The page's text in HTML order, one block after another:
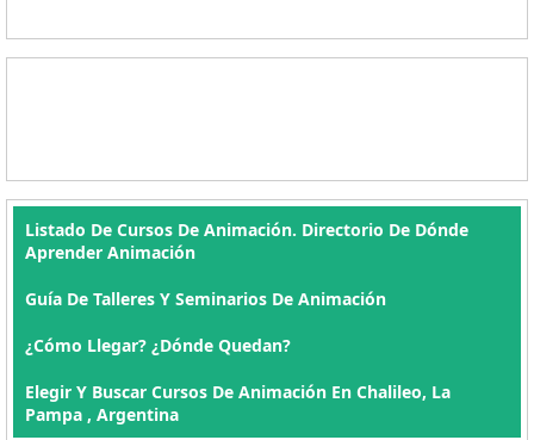
Listado De Cursos De Animación. Directorio De Dónde
Aprender Animación
Guía De Talleres Y Seminarios De Animación
¿Cómo Llegar? ¿Dónde Quedan?
Elegir Y Buscar Cursos De Animación En Chalileo, La
Pampa , Argentina